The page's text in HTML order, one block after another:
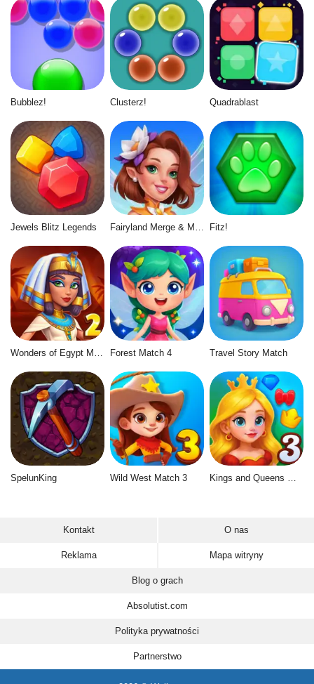
Bubblez! Clusterz! Quadrablast
Jewels Blitz Legends Fairyland Merge & Magic Fitz!
Forest Match 4 Travel Story Match
SpelunKing Wild West Match 3
Kontakt O nas
Reklama Mapa witryny
Blog o grach
Absolutist.com
Polityka prywatności
Partnerstwo